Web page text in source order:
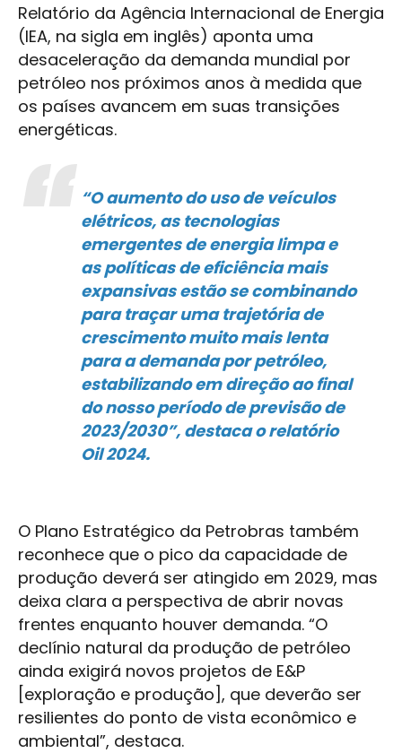
Relatório da Agência Internacional de Energia
(IEA, na sigla em inglês) aponta uma
desaceleração da demanda mundial por
petróleo nos próximos anos à medida que
os países avancem em suas transições
energéticas.
“O aumento do uso de veículos
elétricos, as tecnologias
emergentes de energia limpa e
as políticas de eficiência mais
expansivas estão se combinando
para traçar uma trajetória de
crescimento muito mais lenta
para a demanda por petróleo,
estabilizando em direção ao final
do nosso período de previsão de
2023/2030”, destaca o relatório
Oil 2024.
O Plano Estratégico da Petrobras também
reconhece que o pico da capacidade de
produção deverá ser atingido em 2029, mas
deixa clara a perspectiva de abrir novas
frentes enquanto houver demanda. “O
declínio natural da produção de petróleo
ainda exigirá novos projetos de E&P
[exploração e produção], que deverão ser
resilientes do ponto de vista econômico e
ambiental”, destaca.